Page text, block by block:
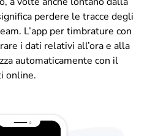
perdere le tracce degli
L’app per timbrature con
i dati relativi all’ora e alla
automaticamente con il
online.